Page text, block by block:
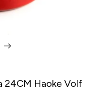
24CM Haoke Volf